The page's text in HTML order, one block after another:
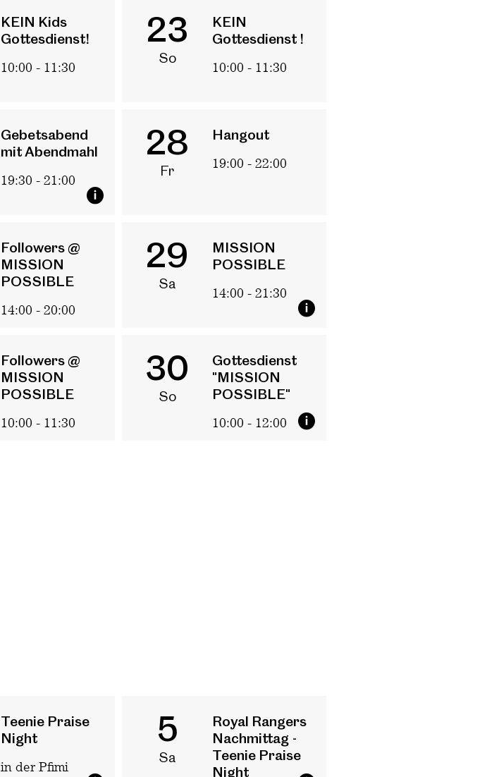
KEIN Kids
Gottesdienst!
10:00 - 11:30
23
So
KEIN
Gottesdienst !
10:00 - 11:30
Gebetsabend
mit Abendmahl
19:30 - 21:00
28
Fr
Hangout
19:00 - 22:00
Followers @
MISSION
POSSIBLE
14:00 - 20:00
29
Sa
MISSION
POSSIBLE
14:00 - 21:30
Followers @
MISSION
POSSIBLE
10:00 - 11:30
30
So
Gottesdienst
"MISSION
POSSIBLE"
10:00 - 12:00
Teenie Praise
Night
in der Pfimi
5
Sa
Royal Rangers
Nachmittag -
Teenie Praise
Night